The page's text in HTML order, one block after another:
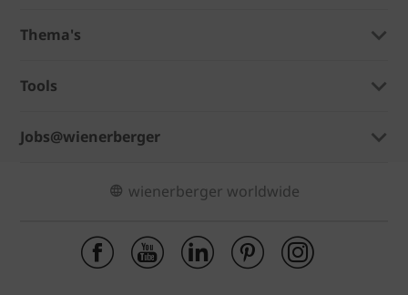
Thema's
Tools
Jobs@wienerberger
wienerberger worldwide